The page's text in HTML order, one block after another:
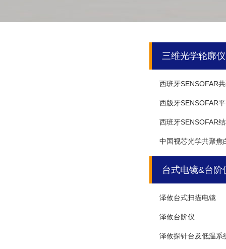
三维光学轮廓仪
西班牙SENSOFAR
西版牙SENSOFAR
西班牙SENSOFAR
中国视芯光学共聚焦
台式电镜&台阶
泽攸台式扫描电镜
泽攸台阶仪
泽攸探针台及低温系